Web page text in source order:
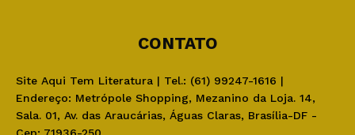
CONTATO
Site Aqui Tem Literatura | Tel.: (61) 99247-1616 |
Endereço: Metrópole Shopping, Mezanino da Loja. 14,
Sala. 01, Av. das Araucárias, Águas Claras, Brasília-DF -
Cep: 71936-250